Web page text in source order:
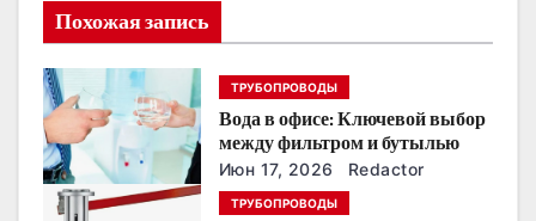
я
п
о
з
Похожая запись
ТРУБОПРОВОДЫ
Вода в офисе: Ключевой выбор
между фильтром и бутылью
Июн 17, 2026 Redactor
ТРУБОПРОВОДЫ